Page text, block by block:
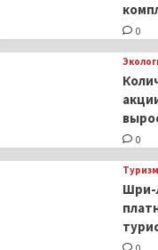
0
0
Туризм
Шри-